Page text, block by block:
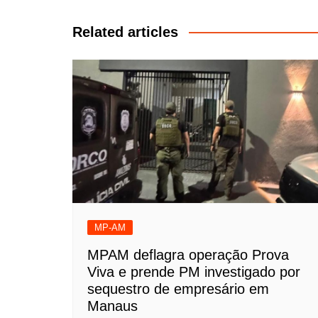
Post
Related articles
MP-AM
MPAM deflagra operação Prova
Viva e prende PM investigado por
sequestro de empresário em
Manaus